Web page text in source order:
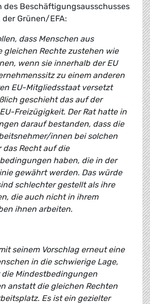
des Beschäftigungsausschusses
Grünen/EFA:
dass Menschen aus
gleichen Rechte zustehen wie
wenn sie innerhalb der EU
zu einem anderen
EU-Mitgliedsstaat versetzt
geschieht das auf der
Freizügigkeit. Der Rat hatte in
darauf bestanden, dass die
innen bei solchen
das Recht auf die
haben, die in der
gewährt werden. Das würde
schlechter gestellt als ihre
die auch nicht in ihrem
ihnen arbeiten.
seinem Vorschlag erneut eine
in die schwierige Lage,
Mindestbedingungen
anstatt die gleichen Rechten
Es ist ein gezielter